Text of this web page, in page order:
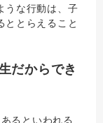
うな行動は、子
ととらえること
だからでき
るといわれる